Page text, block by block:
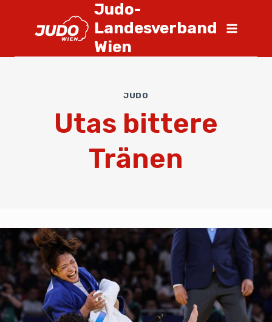
Judo-
Landesverband
Wien
JUDO
Utas bittere
Tränen